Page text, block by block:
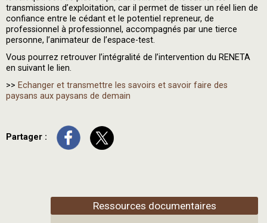
transmissions d’exploitation, car il permet de tisser un réel lien de
confiance entre le cédant et le potentiel repreneur, de
professionnel à professionnel, accompagnés par une tierce
personne, l’animateur de l’espace-test.
Vous pourrez retrouver l’intégralité de l’intervention du RENETA
en suivant le lien.
>> Echanger et transmettre les savoirs et savoir faire des
paysans aux paysans de demain
Partager :
Ressources documentaires